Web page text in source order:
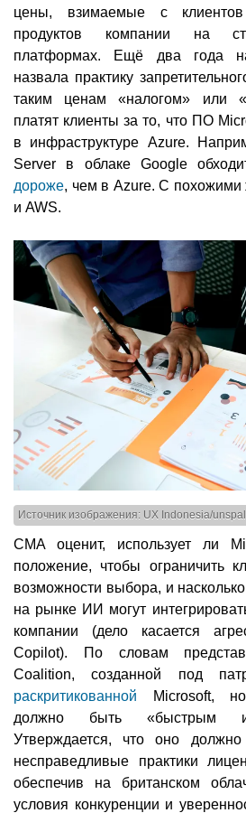
цены, взимаемые с клиентов
продуктов компании на
платформах. Ещё два года
назвала практику
таким ценам «налогом» или
платят клиенты за то, что ПО
в инфраструктуре Azure.
Server в облаке Google
дороже, чем в Azure. С
и AWS.
Источник изображения: UX Indonesia/
CMA оценит, использует ли
положение, чтобы ограничить
возможности выбора, и
на рынке ИИ могут
компании (дело касается
Copilot). По словам
Coalition, созданной под
раскритикованной Microsoft,
должно быть «быстрым и
Утверждается, что оно должно
несправедливые практики
обеспечив на британском
условия конкуренции и